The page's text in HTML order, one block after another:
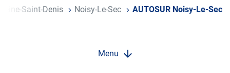
DE
TÉLÉPHONE
Seine-Saint-Denis Noisy-Le-Sec AUTOSUR Noisy-Le-Sec
Menu